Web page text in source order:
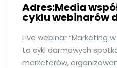
Adres:Media
cyklu webinarów
Live webinar “Marketing
to cykl darmowych
marketerów,